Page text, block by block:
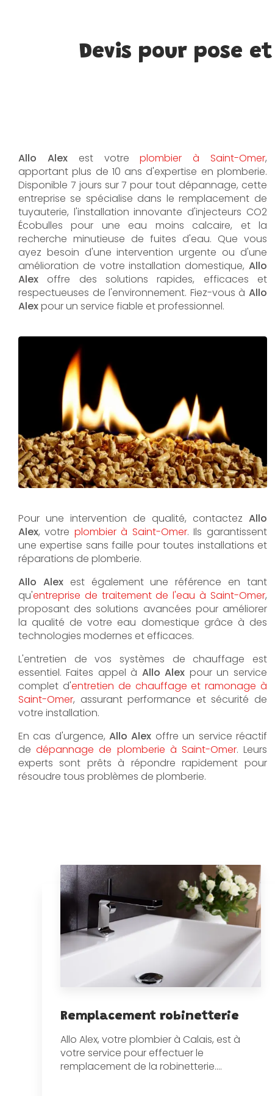
Devis pour pose
Allo Alexest votreplombier à Saint-Omer,
apportant plus de 10 ans d'expertise en plomberie.
Disponible 7 jours sur 7 pour tout dépannage, cette
entreprise se spécialise dans le remplacement de
tuyauterie, l'installation innovante d'injecteurs CO2
Écobulles pour une eau moins calcaire, et la
recherche minutieuse de fuites d'eau. Que vous
ayez besoin d'une intervention urgente ou d'une
amélioration de votre installation domestique, Allo
Alex offre des solutions rapides, efficaces et
respectueuses de l'environnement. Fiez-vous à Allo
Alexpour un service fiable et professionnel.
Pour une intervention de qualité, contactez Allo
Alex, votre plombier à Saint-Omer. Ils garantissent
une expertise sans faille pour toutes installations et
réparations de plomberie.
Allo Alexest également une référence en tant
qu'entreprise de traitement de l'eau à Saint-Omer,
proposant des solutions avancées pour améliorer
la qualité de votre eau domestique grâce à des
technologies modernes et efficaces.
L'entretien de vos systèmes de chauffage est
essentiel. Faites appel à Allo Alex pour un service
complet d'entretien de chauffage et ramonage à
Saint-Omer, assurant performance et sécurité de
votre installation.
En cas d'urgence,Allo Alex offre un service réactif
dedépannage de plomberie à Saint-Omer. Leurs
experts sont prêts à répondre rapidement pour
résoudre tous problèmes de plomberie.
Remplacement robinetterie
Allo Alex, votre plombier à Calais, est à
votre service pour effectuer le
remplacement de la robinetterie....